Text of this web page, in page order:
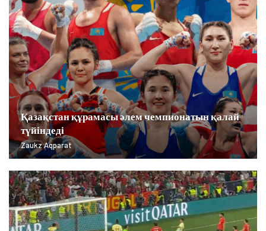
Қазақстан құрамасы әлем чемпионатын қалай
түйіндеді
Zaukz Aqparat